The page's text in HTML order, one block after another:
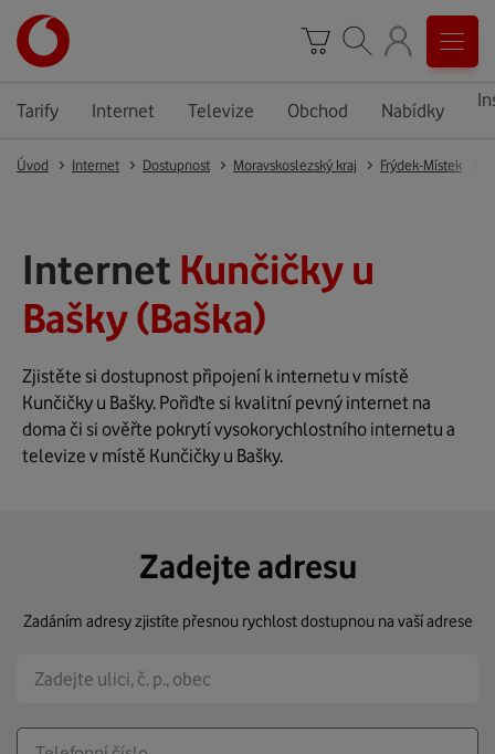
Tarify Internet Televize Obchod Nabídky
Úvod Internet Dostupnost Moravskoslezský kraj Frýdek-Místek
Internet Kunčičky u
Bašky (Baška)
Zjistěte si dostupnost připojení k internetu v místě
Kunčičky u Bašky. Pořiďte si kvalitní pevný internet na
doma či si ověřte pokrytí vysokorychlostního internetu a
televize v místě Kunčičky u Bašky.
Zadejte adresu
Zadáním adresy zjistíte přesnou rychlost dostupnou na vaší adrese